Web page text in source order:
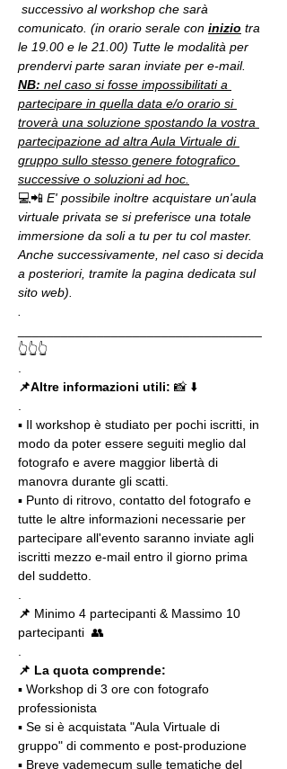
successivo al workshop che sarà
comunicato. (in orario serale con inizio tra
le 19.00 e le 21.00) Tutte le modalità per
prendervi parte saran inviate per e-mail.
NB: nel caso si fosse impossibilitati a
partecipare in quella data e/o orario si
troverà una soluzione spostando la vostra
partecipazione ad altra Aula Virtuale di
gruppo sullo stesso genere fotografico
successive o soluzioni ad hoc.
💻📲 E' possibile inoltre acquistare un'aula
virtuale privata se si preferisce una totale
immersione da soli a tu per tu col master.
Anche successivamente, nel caso si decida
a posteriori, tramite la pagina dedicata sul
sito web).
👆👆👆
📌Altre informazioni utili: 📸 ⬇️
▪️ Il workshop è studiato per pochi iscritti, in
modo da poter essere seguiti meglio dal
fotografo e avere maggior libertà di
manovra durante gli scatti.
▪️ Punto di ritrovo, contatto del fotografo e
tutte le altre informazioni necessarie per
partecipare all'evento saranno inviate agli
iscritti mezzo e-mail entro il giorno prima
del suddetto.
📌 Minimo 4 partecipanti & Massimo 10
partecipanti  👥
📌 La quota comprende:
▪️ Workshop di 3 ore con fotografo
professionista
▪️ Se si è acquistata "Aula Virtuale di
gruppo" di commento e post-produzione
▪️ Breve vademecum sulle tematiche del